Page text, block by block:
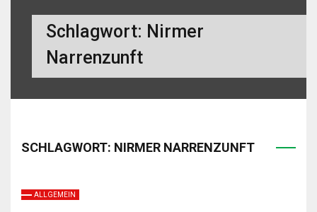
Schlagwort: Nirmer
Narrenzunft
SCHLAGWORT: NIRMER NARRENZUNFT
ALLGEMEIN